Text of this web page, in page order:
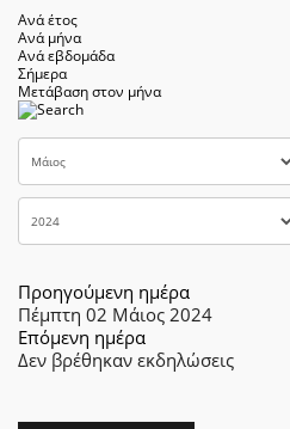
Ανά έτος
Ανά μήνα
Ανά εβδομάδα
Σήμερα
Μετάβαση στον μήνα
Προηγούμενη ημέρα
Πέμπτη 02 Μάιος 2024
Επόμενη ημέρα
Δεν βρέθηκαν εκδηλώσεις